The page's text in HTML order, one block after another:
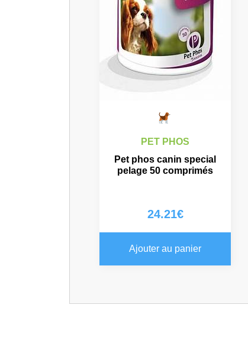
PET PHOS
Pet phos canin special
pelage 50 comprimés
24.21€
Ajouter au panier